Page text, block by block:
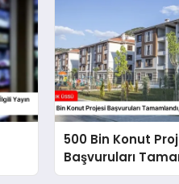
500 Bin Konut
Başvuruları
Süreci Başlıyor